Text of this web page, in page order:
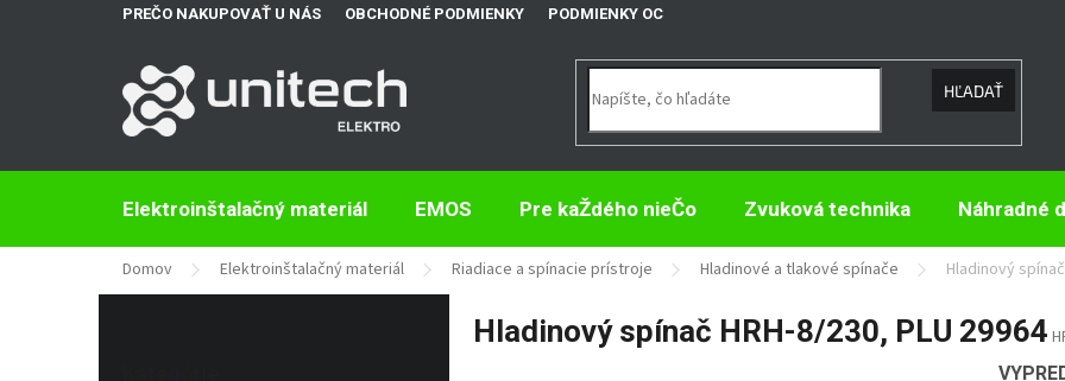
PREČO NAKUPOVAŤ U NÁS OBCHODNÉ PODMIENKY PODMIENKY OCHRANY OSOBNÝCH ÚDAJOV
HĽADAŤ
Elektroinštalačný materiál EMOS Pre kaŽdého nieČo Zvuková technika Náhradné
Domov Elektroinštalačný materiál Riadiace a spínacie prístroje Hladinové a tlakové spínače Hladinový
Hladinový spínač HRH-8/230, PLU 29964